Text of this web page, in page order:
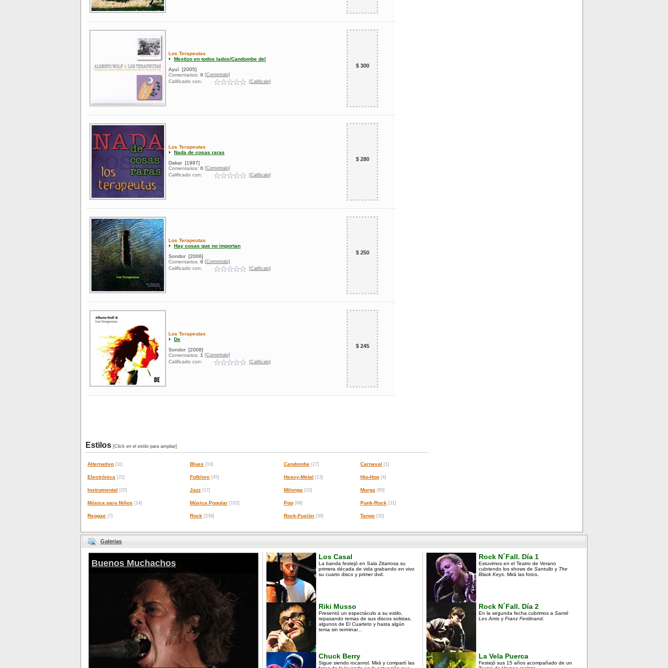
Los Terapeutas
Mestizo en todos lados/Candombe del
Ayuí [2005]
Comentarios: 0 [Comentalo]
Calificado con: [Calificalo]
$ 300
Los Terapeutas
Nada de cosas raras
Dakar [1997]
Comentarios: 0 [Comentalo]
Calificado con: [Calificalo]
$ 280
Los Terapeutas
Hay cosas que no importan
Sondor [2006]
Comentarios: 0 [Comentalo]
Calificado con: [Calificalo]
$ 250
Los Terapeutas
De
Sondor [2008]
Comentarios: 1 [Comentalo]
Calificado con: [Calificalo]
$ 245
Estilos [Click en el estilo para ampliar]
Alternativo [11] Blues [10] Candombe [27] Carnaval [1]
Electrónica [22] Folklore [45] Heavy-Metal [13] Hip-Hop [4]
Instrumental [25] Jazz [17] Milonga [10] Murga [85]
Música para Niños [14] Música Popular [102] Pop [68] Punk-Rock [31]
Reggae [7] Rock [239] Rock-Fusión [36] Tango [32]
Galerias
Buenos Muchachos
Los Casal
La banda festejó en Sala Zitarrosa su
primera década de vida grabando en vivo
su cuarto disco y primer dvd.
Riki Musso
Presentó un espectáculo a su estilo,
repasando temas de sus discos solistas,
algunos de El Cuarteto y hasta algún
tema sin terminar...
Chuck Berry
Sigue siendo rocanrol. Mirá y compartí las
Rock N´Fall. Día 1
Estuvimos en el Teatro de Verano
cubriendo los shows de Santullo y The
Black Keys . Mirá las fotos.
Rock N´Fall. Día 2
En la segunda fecha cubrimos a Santé
Les Amis y Franz Ferdinand
La Vela Puerca
Festejó sus 15 años acompañado de un